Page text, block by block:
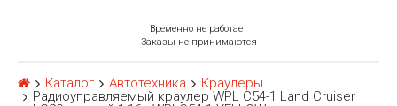
Временно не работает
Заказы не принимаются
Каталог Автотехника
Краулеры
Радиоуправляемый краулер WPL C54-1 Land Cruiser